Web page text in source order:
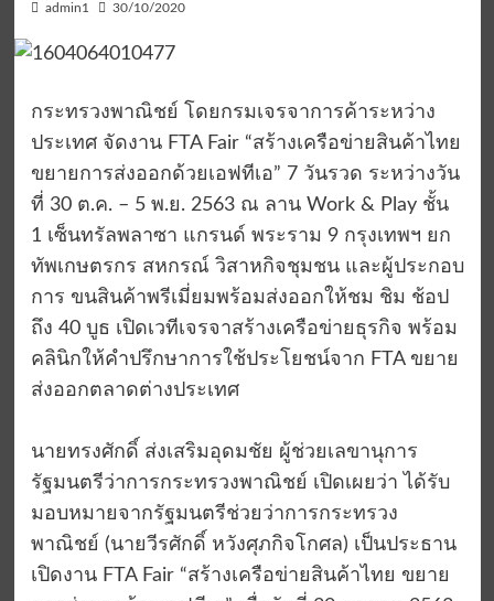
admin1 30/10/2020
กระทรวงพาณิชย์ โดยกรมเจรจาการค้าระหว่าง
ประเทศ จัดงาน FTA Fair “สร้างเครือข่ายสินค้าไทย
ขยายการส่งออกด้วยเอฟทีเอ” 7 วันรวด ระหว่างวัน
ที่ 30 ต.ค. – 5 พ.ย. 2563 ณ ลาน Work & Play ชั้น
1 เซ็นทรัลพลาซา แกรนด์ พระราม 9 กรุงเทพฯ ยก
ทัพเกษตรกร สหกรณ์ วิสาหกิจชุมชน และผู้ประกอบ
การ ขนสินค้าพรีเมี่ยมพร้อมส่งออกให้ชม ชิม ช้อป
ถึง 40 บูธ เปิดเวทีเจรจาสร้างเครือข่ายธุรกิจ พร้อม
คลินิกให้คำปรึกษาการใช้ประโยชน์จาก FTA ขยาย
ส่งออกตลาดต่างประเทศ
นายทรงศักดิ์ ส่งเสริมอุดมชัย ผู้ช่วยเลขานุการ
รัฐมนตรีว่าการกระทรวงพาณิชย์ เปิดเผยว่า ได้รับ
มอบหมายจากรัฐมนตรีช่วยว่าการกระทรวง
พาณิชย์ (นายวีรศักดิ์ หวังศุภกิจโกศล) เป็นประธาน
เปิดงาน FTA Fair “สร้างเครือข่ายสินค้าไทย ขยาย